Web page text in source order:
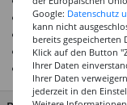
Seidenmattes
Styroporfest
Wetterfest
Bitte im Freien
Google: Datenschutz
kann nicht
bereits
Klick auf den Button
Ihrer Daten
Ihrer Daten
jederzeit in den